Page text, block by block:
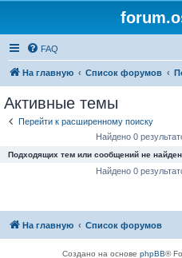
FAQ
На главную Список форумов
Активные темы
Перейти к расширенному поиску
Найдено 0
Подходящих тем или сообщений не
Найдено 0
На главную Список форумов
Создано на основе phpBB®